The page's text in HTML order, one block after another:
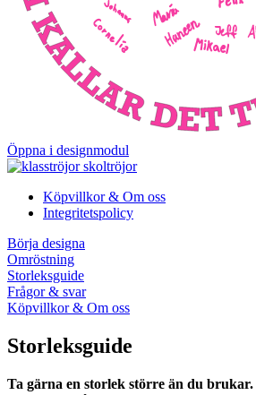
Öppna i designmodul
Köpvillkor & Om oss
Integritetspolicy
Börja designa
Omröstning
Storleksguide
Frågor & svar
Köpvillkor & Om oss
Storleksguide
Ta gärna en storlek större än du